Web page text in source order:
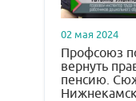
02 мая 2024
Профсоюз
вернуть
пенсию.